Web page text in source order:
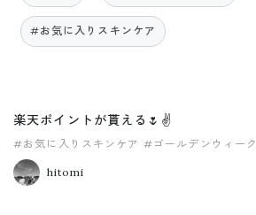
#お気に入りスキンケア
楽天ポイントが貰える🌷✌️
#お気に入りスキンケア #ゴールデンウィーク
#ＤＵＯ
hitomi